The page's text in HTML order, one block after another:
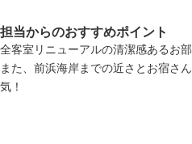
担当からのおすすめポイント
全客室リニューアルの清潔感あるお
また、前浜海岸までの近さとお宿さ
気！